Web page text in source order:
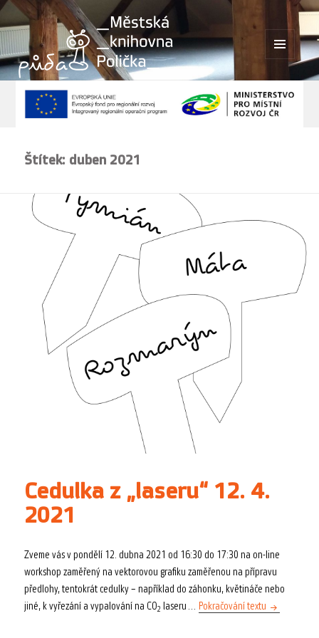
MENU
WIDGETY
Štítek: duben 2021
Cedulka z „laseru“ 12. 4.
2021
Zveme vás v pondělí 12. dubna 2021 od 16:30 do 17:30 na on-line
workshop zaměřený na vektorovou grafiku zaměřenou na přípravu
předlohy, tentokrát cedulky – například do záhonku, květináče nebo
jiné, k vyřezání a vypalování na CO2 laseru…Pokračování textu Cedulka z